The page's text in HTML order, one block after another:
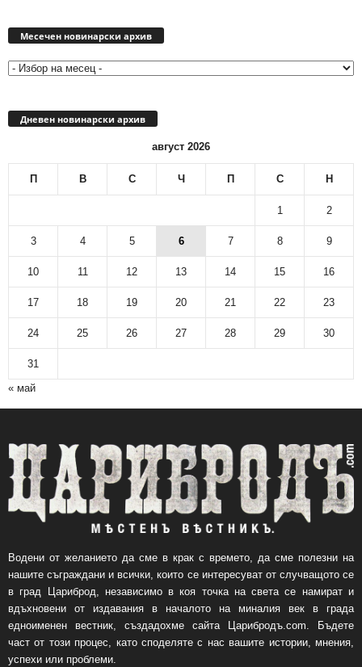
Месечен новинарски архив
Дневен новинарски архив
август 2026
П В С Ч П С Н
1 2
3 4 5 6 7 8 9
10 11 12 13 14 15 16
17 18 19 20 21 22 23
24 25 26 27 28 29 30
31
« май
Водени от желанието да сме в крак с времето, да сме полезни на
нашите съграждани и всички, които се интересуват от случващото се
в град Цариброд, независимо в коя точка на света се намират и
вдъхновени от издавания в началото на миналия век в града
едноименен вестник, създадохме сайта Царибродъ.com. Бъдете
част от този процес, като споделяте с нас вашите истории, мнения,
успехи или проблеми.